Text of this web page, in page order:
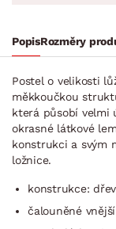
PopisRozměry
Postel o velikosti
měkkoučkou
která působí velmi
okrasné látkové
konstrukci a svým
ložnice.
konstrukce:
čalouněné